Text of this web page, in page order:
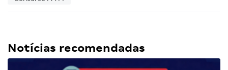
Notícias recomendadas